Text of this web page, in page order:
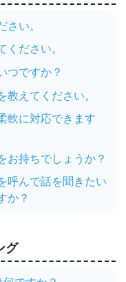
い。
ださい。
つですか？
えてください。
軟に対応できます
お持ちでしょうか？
呼んで話を聞きたい
か？
グ